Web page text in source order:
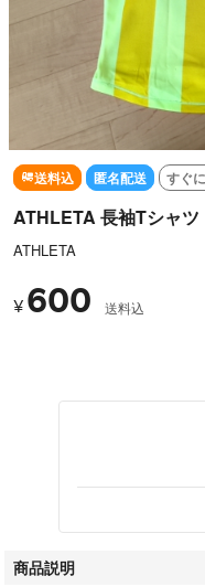
送料込 匿名配送 すぐ
ATHLETA 長袖Tシャツ
ATHLETA
¥ 600 送料込
商品説明